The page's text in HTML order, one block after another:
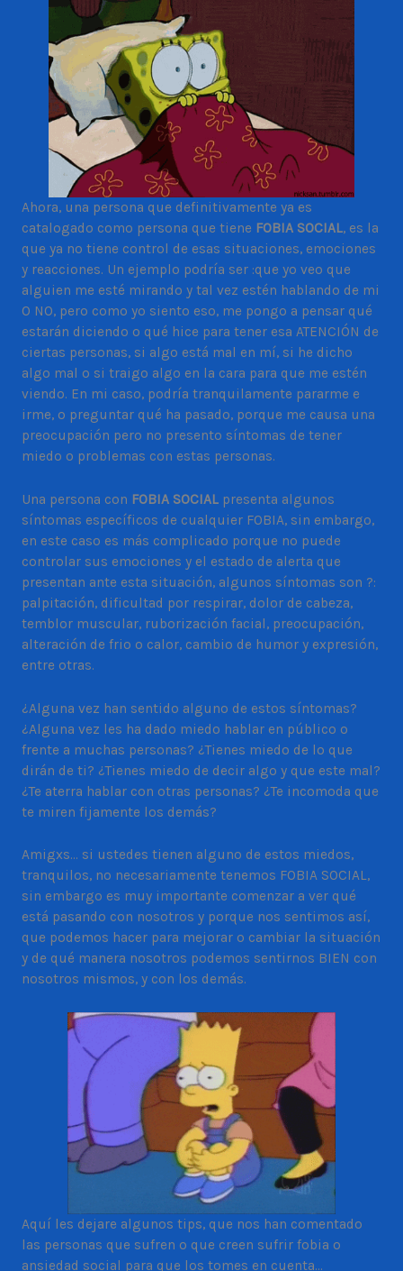
Ahora, una persona que definitivamente ya es
catalogado como persona que tiene FOBIA SOCIAL, es la
que ya no tiene control de esas situaciones, emociones
y reacciones. Un ejemplo podría ser :que yo veo que
alguien me esté mirando y tal vez estén hablando de mi
O NO, pero como yo siento eso, me pongo a pensar qué
estarán diciendo o qué hice para tener esa ATENCIÓN de
ciertas personas, si algo está mal en mí, si he dicho
algo mal o si traigo algo en la cara para que me estén
viendo. En mi caso, podría tranquilamente pararme e
irme, o preguntar qué ha pasado, porque me causa una
preocupación pero no presento síntomas de tener
miedo o problemas con estas personas.
Una persona con FOBIA SOCIALpresenta algunos
síntomas específicos de cualquier FOBIA, sin embargo,
en este caso es más complicado porque no puede
controlar sus emociones y el estado de alerta que
presentan ante esta situación, algunos síntomas son ?:
palpitación, dificultad por respirar, dolor de cabeza,
temblor muscular, ruborización facial, preocupación,
alteración de frio o calor, cambio de humor y expresión,
entre otras.
¿Alguna vez han sentido alguno de estos síntomas?
¿Alguna vez les ha dado miedo hablar en público o
frente a muchas personas? ¿Tienes miedo de lo que
dirán de ti? ¿Tienes miedo de decir algo y que este mal?
¿Te aterra hablar con otras personas? ¿Te incomoda que
te miren fijamente los demás?
Amigxs… si ustedes tienen alguno de estos miedos,
tranquilos, no necesariamente tenemos FOBIA SOCIAL,
sin embargo es muy importante comenzar a ver qué
está pasando con nosotros y porque nos sentimos así,
que podemos hacer para mejorar o cambiar la situación
y de qué manera nosotros podemos sentirnos BIEN con
nosotros mismos, y con los demás.
Aquí les dejare algunos tips, que nos han comentado
las personas que sufren o que creen sufrir fobia o
ansiedad social para que los tomes en cuenta…